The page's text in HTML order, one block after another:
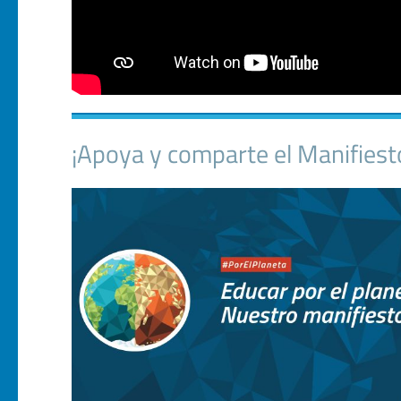
¡Apoya y comparte el